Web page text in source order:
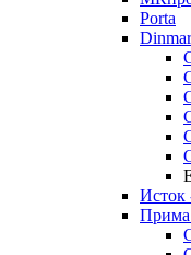
Porta
Dinmar
Исток
Прима